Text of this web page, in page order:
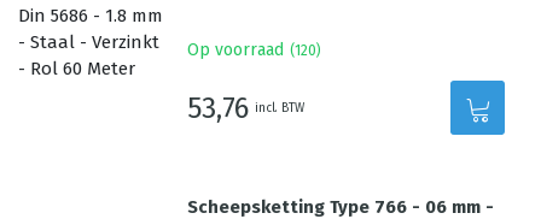
Op voorraad (120)
53,76 incl. BTW
Scheepsketting Type 766 - 06 mm -